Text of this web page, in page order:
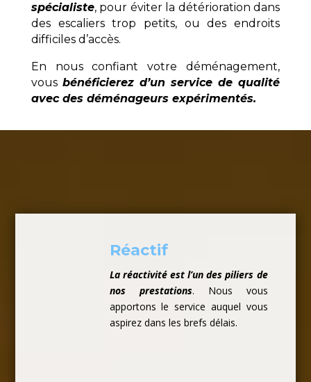
spécialiste, pour éviter la détérioration dans
des escaliers trop petits, ou des endroits
difficiles d’accès.
En nous confiant votre déménagement,
vous bénéficierez d’un service de qualité
avec des déménageurs expérimentés.
Réactif
La réactivité est l’un des piliers de
nos prestations. Nous vous
apportons le service auquel vous
aspirez dans les brefs délais.